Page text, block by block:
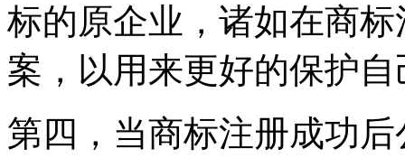
标的原企业，诸如在商
案，以用来更好的保护
第四，当商标注册成功